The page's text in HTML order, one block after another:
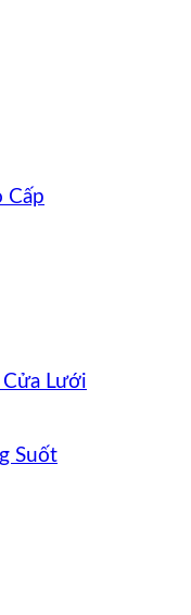
Cấp
Cửa Lưới
Suốt